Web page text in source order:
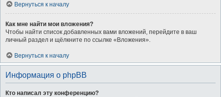
Вернуться к началу
Как мне найти мои вложения?
Чтобы найти список добавленных вами вложений, перейдите в ваш
личный раздел и щёлкните по ссылке «Вложения».
Вернуться к началу
Информация о phpBB
Кто написал эту конференцию?